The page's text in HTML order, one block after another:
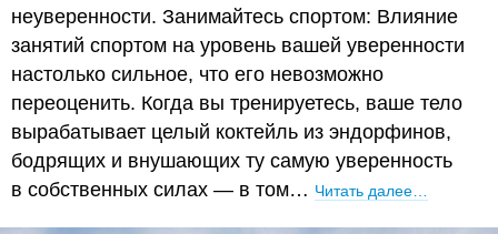
неуверенности. Занимайтесь спортом: Влияние
занятий спортом на уровень вашей уверенности
настолько сильное, что его невозможно
переоценить. Когда вы тренируетесь, ваше тело
вырабатывает целый коктейль из эндорфинов,
бодрящих и внушающих ту самую уверенность
в собственных силах — в том… Читать далее…